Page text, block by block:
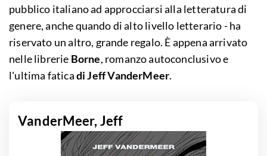
pubblico italiano ad approcciarsi alla letteratura di
genere, anche quando di alto livello letterario - ha
riservato un altro, grande regalo. È appena arrivato
nelle librerie Borne, romanzo autoconclusivo e
l'ultima faticadi Jeff VanderMeer.
VanderMeer, Jeff